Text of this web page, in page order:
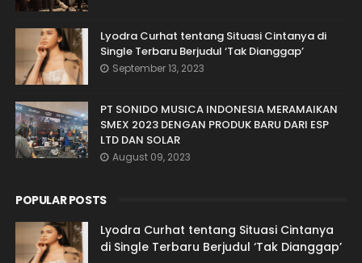
Lyodra Curhat tentang Situasi Cintanya di
Single Terbaru Berjudul ‘Tak Dianggap’
September 13, 2023
PT SONIDO MUSICA INDONESIA MERAMAIKAN
SMEX 2023 DENGAN PRODUK BARU DARI ESP
LTD DAN SOLAR
August 09, 2023
POPULAR POSTS
Lyodra Curhat tentang Situasi Cintanya
di Single Terbaru Berjudul ‘Tak Dianggap’